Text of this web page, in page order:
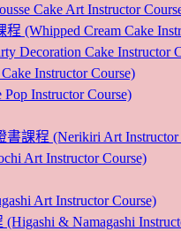
Cake Art Instructor
(Whipped Cream Cake
Decoration Cake Instructor
Instructor Course)
Instructor Course)
課程 (Nerikiri Art Instructor
Art Instructor Course)
Art Instructor Course)
& Namagashi